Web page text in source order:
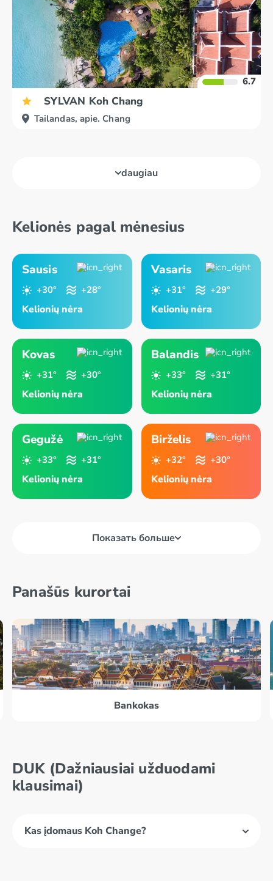
6.7
SYLVAN Koh Chang
Tailandas, apie. Chang
daugiau
Kelionės pagal mėnesius
Sausis
+30° +28°
Kelionių nėra
Vasaris
+31° +29°
Kelionių nėra
Kovas
+31° +30°
Kelionių nėra
Balandis
+33° +31°
Kelionių nėra
Gegužė
+33° +31°
Kelionių nėra
Birželis
+32° +30°
Kelionių nėra
Показать больше
Panašūs kurortai
Bankokas
DUK (Dažniausiai užduodami
klausimai)
Kas įdomaus Koh Change?